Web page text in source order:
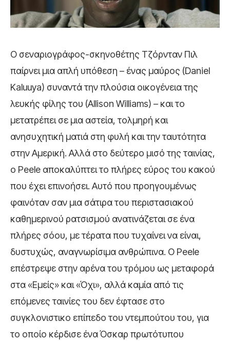
Ο σεναριογράφος-σκηνοθέτης Τζόρνταν Πιλ
παίρνει μια απλή υπόθεση – ένας μαύρος (Daniel
Kaluuya) συναντά την πλούσια οικογένεια της
λευκής φίλης του (Allison Williams) – και το
μετατρέπει σε μια αστεία, τολμηρή και
ανησυχητική ματιά στη φυλή και την ταυτότητα
στην Αμερική. Αλλά στο δεύτερο μισό της ταινίας,
ο Peele αποκαλύπτει το πλήρες εύρος του κακού
που έχει επινοήσει. Αυτό που προηγουμένως
φαινόταν σαν μια σάτιρα του περιστασιακού
καθημερινού ρατσισμού ανατινάζεται σε ένα
πλήρες σόου, με τέρατα που τυχαίνει να είναι,
δυστυχώς, αναγνωρίσιμα ανθρώπινα. Ο Peele
επέστρεψε στην αρένα του τρόμου ως μεταφορά
στα «Εμείς» και «Όχι», αλλά καμία από τις
επόμενες ταινίες του δεν έφτασε στο
συγκλονιστικο επίπεδο του ντεμπούτου του, για
το οποίο κέρδισε ένα Όσκαρ πρωτότυπου